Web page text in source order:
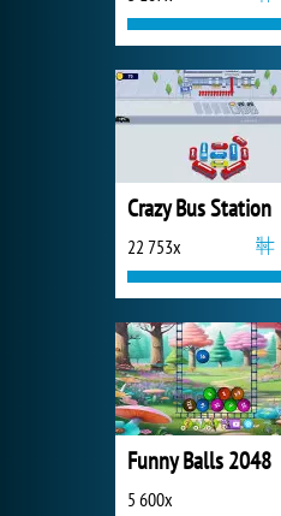
Crazy Bus Station
22 753x
Funny Balls 2048
5 600x